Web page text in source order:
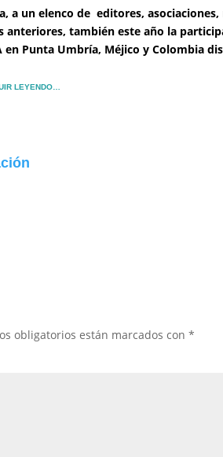
a un elenco de editores,
anteriores, también este año la
en Punta Umbría, Méjico y Colombia
LEYENDO…
obligatorios están marcados con*